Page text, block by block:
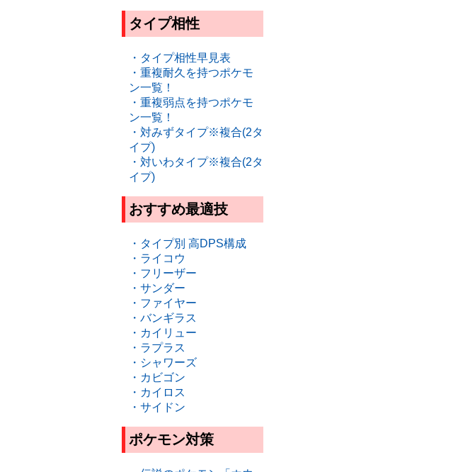
タイプ相性
・タイプ相性早見表
・重複耐久を持つポケモ
ン一覧！
・重複弱点を持つポケモ
ン一覧！
・対みずタイプ※複合(2タ
イプ)
・対いわタイプ※複合(2タ
イプ)
おすすめ最適技
・タイプ別 高DPS構成
・ライコウ
・フリーザー
・サンダー
・ファイヤー
・バンギラス
・カイリュー
・ラプラス
・シャワーズ
・カビゴン
・カイロス
・サイドン
ポケモン対策